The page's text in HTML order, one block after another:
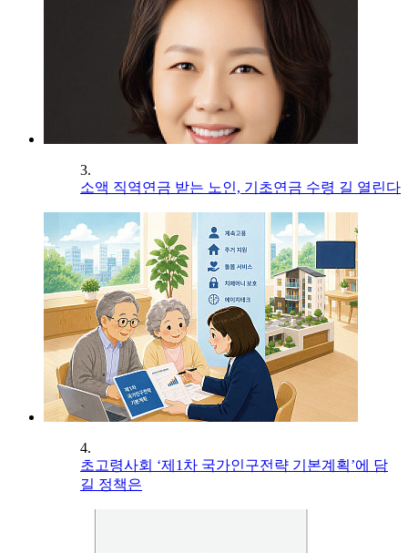
3.
소액 직역연금 받는 노인, 기초연금 수령 길 열린다
4.
초고령사회 ‘제1차 국가인구전략 기본계획’에 담
길 정책은